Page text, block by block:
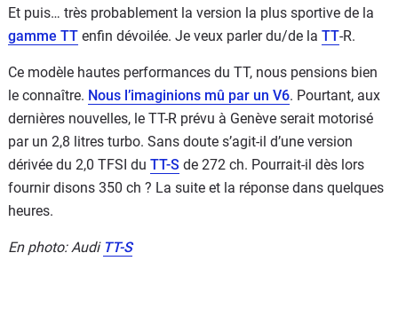
Et puis… très probablement la version la plus sportive de la
gamme TT enfin dévoilée. Je veux parler du/de la TT-R.
Ce modèle hautes performances du TT, nous pensions bien
le connaître. Nous l’imaginions mû par un V6. Pourtant, aux
dernières nouvelles, le TT-R prévu à Genève serait motorisé
par un 2,8 litres turbo. Sans doute s’agit-il d’une version
dérivée du 2,0 TFSI du TT-S de 272 ch. Pourrait-il dès lors
fournir disons 350 ch ? La suite et la réponse dans quelques
heures.
En photo: Audi TT-S